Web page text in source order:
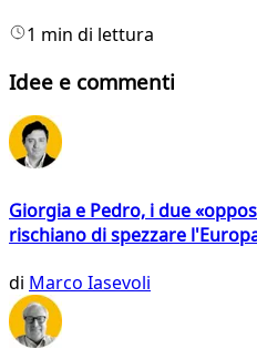
1 min di lettura
Idee e commenti
Giorgia e Pedro, i due
rischiano di spezzare
di Marco Iasevoli